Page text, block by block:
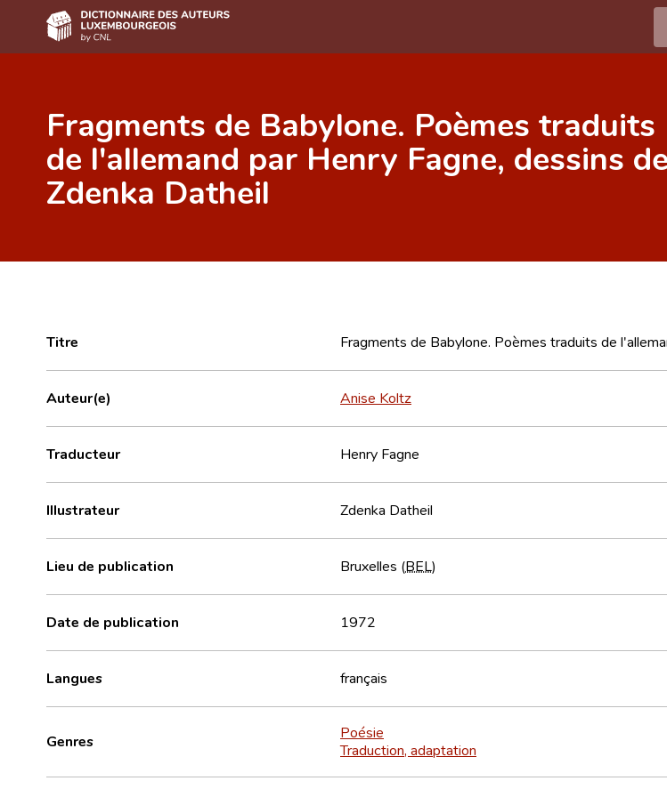
Auteur(e)s A-Z
Recherche avancée
Foire aux questions
Équipe scientifique
Fragments de Babylone. Poèmes traduits
de l'allemand par Henry Fagne, dessins de
Zdenka Datheil
Titre Fragments de Babylone. Poèmes traduits de
Auteur(e) Anise Koltz
Traducteur Henry Fagne
Illustrateur Zdenka Datheil
Lieu de publication Bruxelles (BEL )
Date de publication 1972
Langues français
Genres
Poésie
Traduction, adaptation